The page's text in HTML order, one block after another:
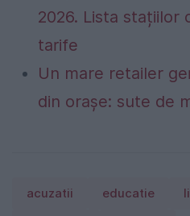
2026. Lista stațiilor
tarife
Un mare retailer
din orașe: sute de
acuzatii educatie